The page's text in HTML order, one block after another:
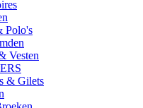
Polo's
Vesten
& Gilets